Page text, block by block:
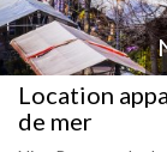
Location
de mer